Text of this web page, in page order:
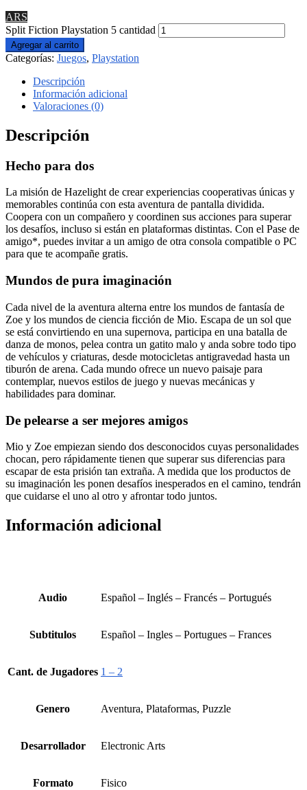
ARS
Split Fiction Playstation 5 cantidad
Agregar al carrito
Categorías: Juegos, Playstation
Descripción
Información adicional
Valoraciones (0)
Descripción
Hecho para dos
La misión de Hazelight de crear experiencias cooperativas únicas y
memorables continúa con esta aventura de pantalla dividida.
Coopera con un compañero y coordinen sus acciones para superar
los desafíos, incluso si están en plataformas distintas. Con el Pase de
amigo*, puedes invitar a un amigo de otra consola compatible o PC
para que te acompañe gratis.
Mundos de pura imaginación
Cada nivel de la aventura alterna entre los mundos de fantasía de
Zoe y los mundos de ciencia ficción de Mio. Escapa de un sol que
se está convirtiendo en una supernova, participa en una batalla de
danza de monos, pelea contra un gatito malo y anda sobre todo tipo
de vehículos y criaturas, desde motocicletas antigravedad hasta un
tiburón de arena. Cada mundo ofrece un nuevo paisaje para
contemplar, nuevos estilos de juego y nuevas mecánicas y
habilidades para dominar.
De pelearse a ser mejores amigos
Mio y Zoe empiezan siendo dos desconocidos cuyas personalidades
chocan, pero rápidamente tienen que superar sus diferencias para
escapar de esta prisión tan extraña. A medida que los productos de
su imaginación les ponen desafíos inesperados en el camino, tendrán
que cuidarse el uno al otro y afrontar todo juntos.
Información adicional
Audio Español – Inglés – Francés – Portugués
Subtitulos Español – Ingles – Portugues – Frances
Cant. de Jugadores 1 – 2
Genero Aventura, Plataformas, Puzzle
Desarrollador Electronic Arts
Formato Fisico